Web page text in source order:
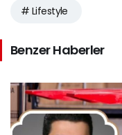
# Lifestyle
Benzer Haberler